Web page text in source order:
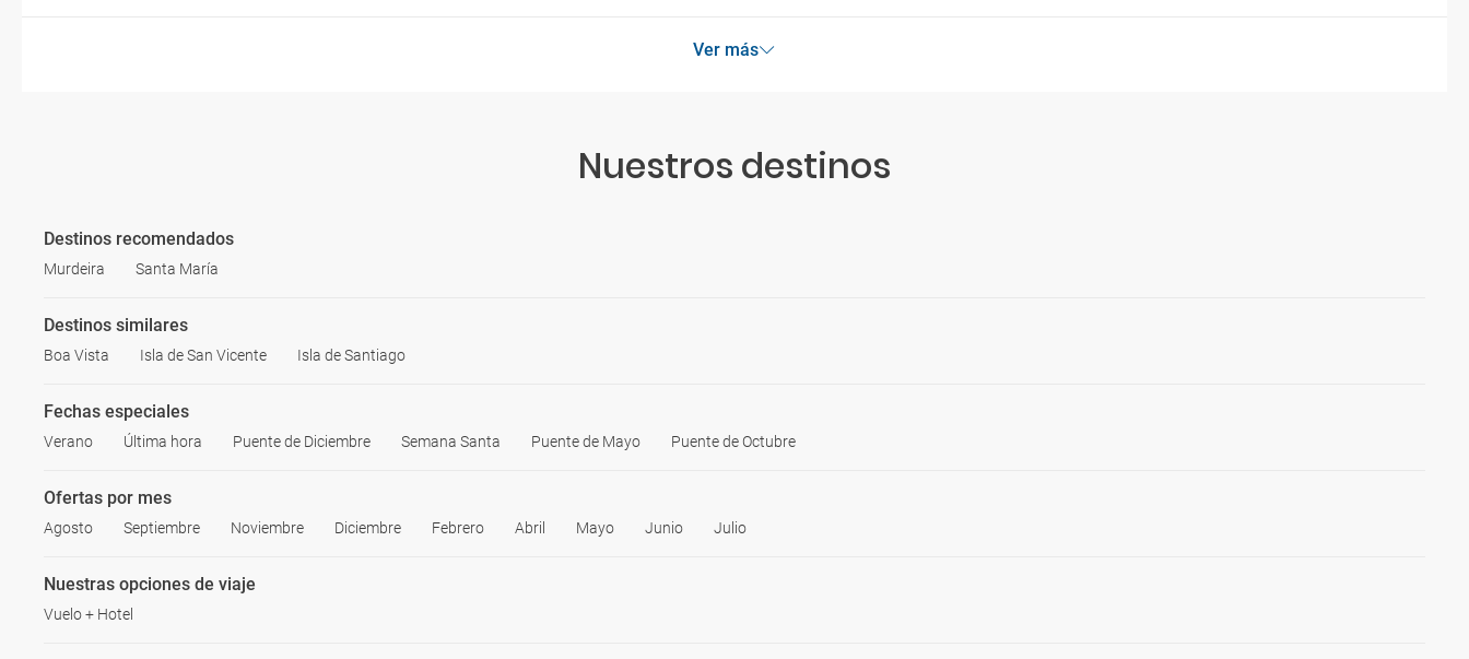
Ver más
Nuestros destinos
Destinos recomendados
Murdeira Santa María
Destinos similares
Boa Vista Isla de San Vicente Isla de Santiago
Fechas especiales
Verano Última hora Puente de Diciembre Semana Santa Puente de Mayo Puente de Octubre
Ofertas por mes
Agosto Septiembre Noviembre Diciembre Febrero Abril Mayo Junio Julio
Nuestras opciones de viaje
Vuelo + Hotel